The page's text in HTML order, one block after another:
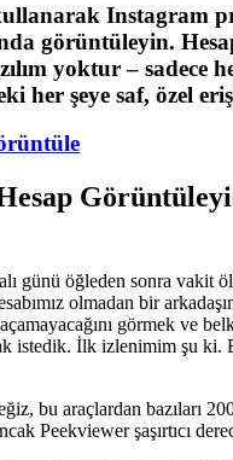
Instagram
görüntüleyin.
yoktur – sadece
her şeye saf, özel
günü öğleden sonra vakit
olmadan bir
açamayacağını görmek ve
istedik. İlk izlenimim şu ki.
bu araçlardan bazıları
Peekviewer şaşırtıcı